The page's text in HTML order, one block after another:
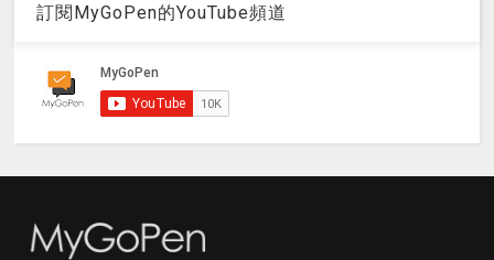
訂閱MyGoPen的YouTube頻道